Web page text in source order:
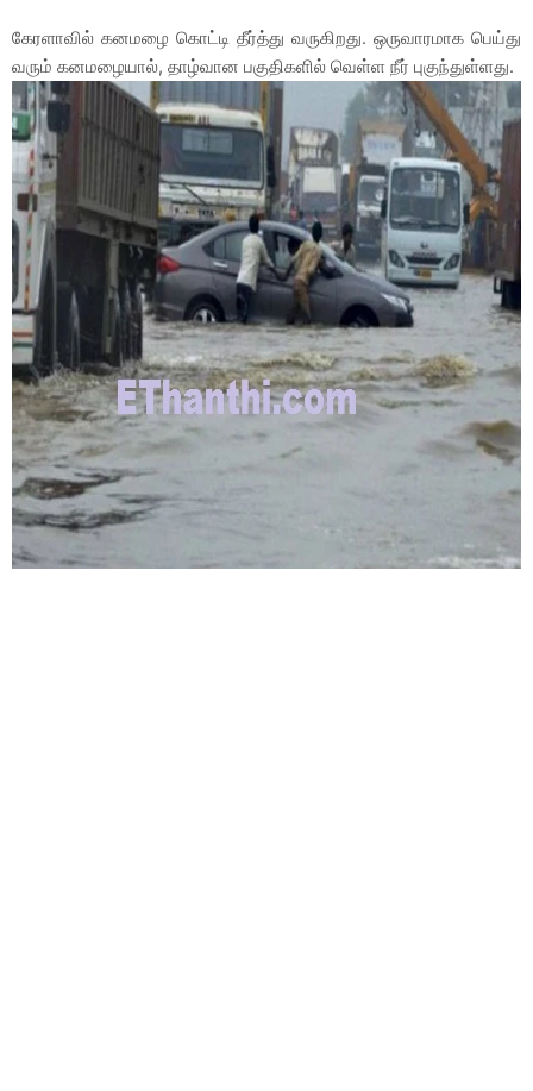
கேரளாவில் கனமழை கொட்டி தீர்த்து வருகிறது. ஒருவாரமாக பெய்து
வரும் கனமழையால், தாழ்வான பகுதிகளில் வெள்ள நீர் புகுந்துள்ளது.